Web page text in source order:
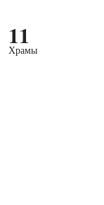
11
Храмы